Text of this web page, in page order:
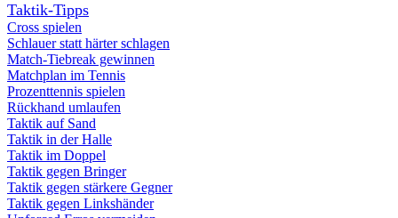
Taktik-Tipps
Cross spielen
Schlauer statt härter schlagen
Match-Tiebreak gewinnen
Matchplan im Tennis
Prozenttennis spielen
Rückhand umlaufen
Taktik auf Sand
Taktik in der Halle
Taktik im Doppel
Taktik gegen Bringer
Taktik gegen stärkere Gegner
Taktik gegen Linkshänder